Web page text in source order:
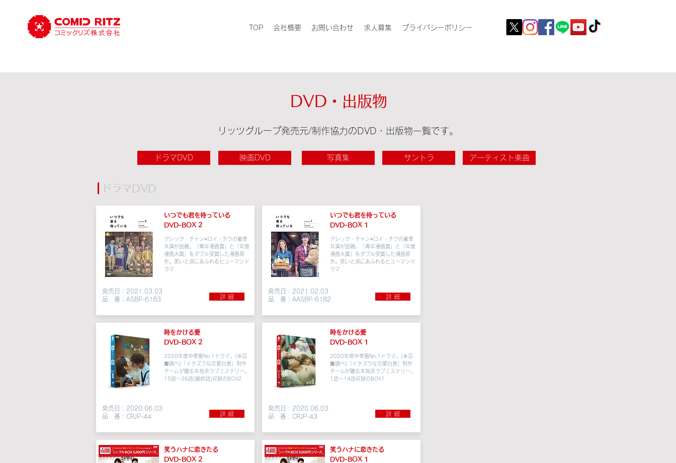
TOP 会社概要 お問い合わせ 求人募集 プライバシーポリシー
DVD・出版物
リッツグループ発売元/制作協力のDVD・出版物一覧です。
ドラマDVD 映画DVD 写真集 サントラ アーティスト楽曲
ドラマDVD
いつでも君を待っている
DVD-BOX 2
デレック・チャン×ロイ・チウの豪華
共演が話題。「青年漫画賞」と「年度
漫画大賞」をダブル受賞した漫画原
作。笑いと涙にあふれるヒューマンド
ラマ
発売日：2021.03.03
品 番：ASBP-6183
詳 細
時をかける愛
DVD-BOX 2
2020年度中華圏No.1ドラマ。(※豆
瓣調べ) 「イタズラな恋愛白書」制作
チームが贈る本格派ラブミステリー。
15話～26話(最終話)収録のBOX2
発売日：2020.06.03
品 番：CRJP-44
詳 細
笑うハナに恋きたる
DVD-BOX 2
いつでも君を待っている
DVD-BOX 1
デレック・チャン×ロイ・チウの豪華
共演が話題。「青年漫画賞」と「年度
漫画大賞」をダブル受賞した漫画原
作。笑いと涙にあふれるヒューマンド
ラマ
発売日：2021.02.03
品 番：AASBP-6182
詳 細
時をかける愛
DVD-BOX 1
2020年度中華圏No.1ドラマ。(※豆
瓣調べ) 「イタズラな恋愛白書」制作
チームが贈る本格派ラブミステリー。
1話～14話収録のBOX1
発売日：2020.06.03
品 番：CRJP-43
詳 細
笑うハナに恋きたる
DVD-BOX 1